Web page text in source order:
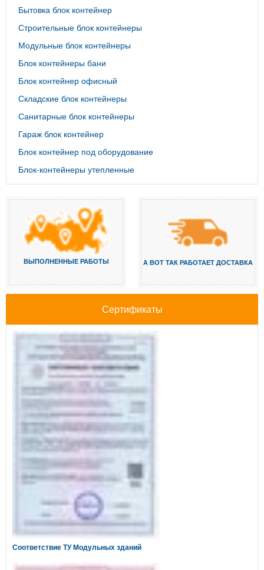
Бытовка блок контейнер
Строительные блок контейнеры
Модульные блок контейнеры
Блок контейнеры бани
Блок контейнер офисный
Складские блок контейнеры
Санитарные блок контейнеры
Гараж блок контейнер
Блок контейнер под оборудование
Блок-контейнеры утепленные
ВЫПОЛНЕННЫЕ РАБОТЫ А ВОТ ТАК РАБОТАЕТ ДОСТАВКА
Сертификаты
Соответствие ТУ Модульных зданий